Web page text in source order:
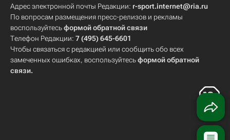
Адрес электронной почты Редакции: r-sport.internet@ria.ru
По вопросам размещения пресс-релизов и рекламы
воспользуйтесьформой обратной связи
Телефон Редакции: 7 (495) 645-6601
Чтобы связаться с редакцией или сообщить обо всех
замеченных ошибках, воспользуйтесьформой обратной
связи.